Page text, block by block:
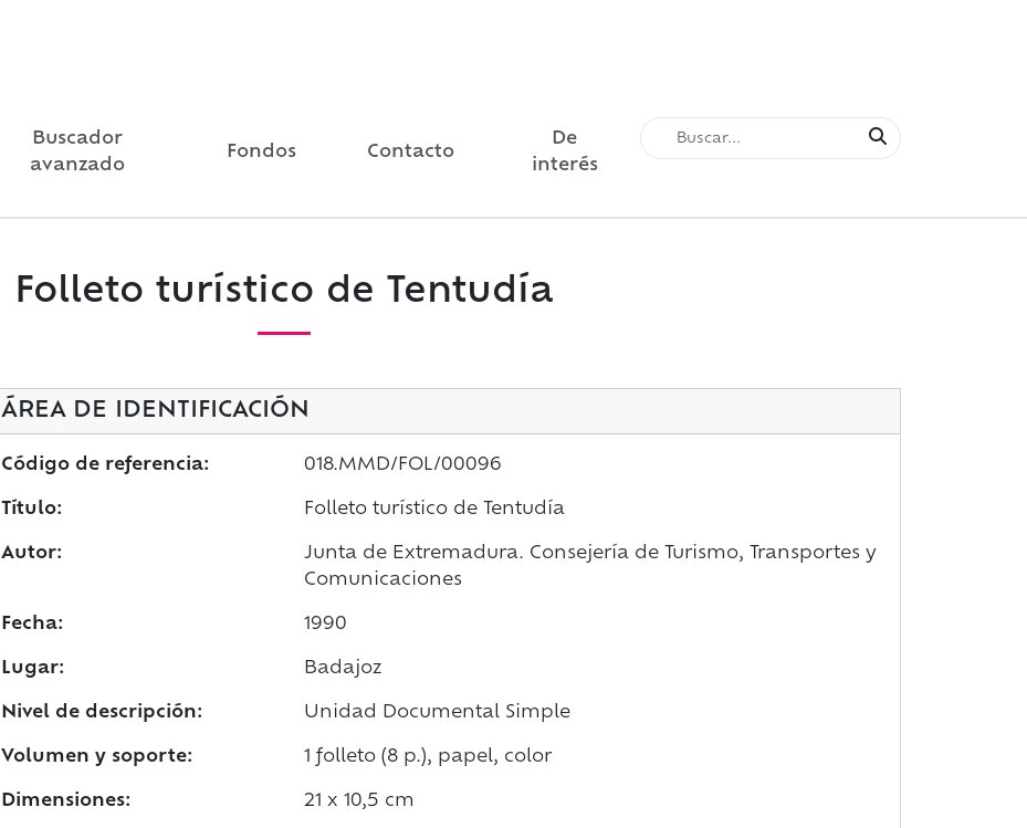
Buscador
avanzado
Fondos Contacto
De
interés
Folleto turístico de Tentudía
ÁREA DE IDENTIFICACIÓN
Código de referencia: 018.MMD/FOL/00096
Título: Folleto turístico de Tentudía
Autor:
Junta de Extremadura. Consejería de Turismo, Transportes y
Comunicaciones
Fecha: 1990
Lugar: Badajoz
Nivel de descripción: Unidad Documental Simple
Volumen y soporte: 1 folleto (8 p.), papel, color
Dimensiones: 21 x 10,5 cm